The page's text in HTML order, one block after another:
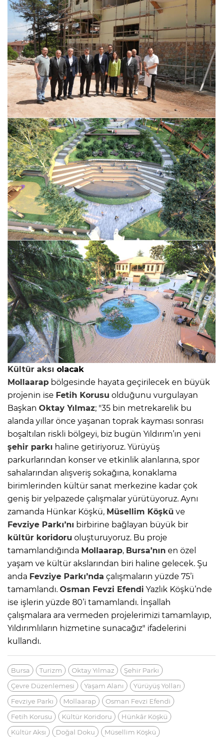
Kültür aksı olacak
Mollaarap bölgesinde hayata geçirilecek en büyük
projenin ise Fetih Korusu olduğunu vurgulayan
Başkan Oktay Yılmaz; "35 bin metrekarelik bu
alanda yıllar önce yaşanan toprak kayması sonrası
boşaltılan riskli bölgeyi, biz bugün Yıldırım’ın yeni
şehir parkı haline getiriyoruz. Yürüyüş
parkurlarından konser ve etkinlik alanlarına, spor
sahalarından alışveriş sokağına, konaklama
birimlerinden kültür sanat merkezine kadar çok
geniş bir yelpazede çalışmalar yürütüyoruz. Aynı
zamanda Hünkar Köşkü, Müsellim Köşkü ve
Fevziye Parkı’nı birbirine bağlayan büyük bir
kültür koridoru oluşturuyoruz. Bu proje
tamamlandığında Mollaarap, Bursa’nın en özel
yaşam ve kültür akslarından biri haline gelecek. Şu
anda Fevziye Parkı’nda çalışmaların yüzde 75’i
tamamlandı. Osman Fevzi Efendi Yazlık Köşkü’nde
ise işlerin yüzde 80’i tamamlandı. İnşallah
çalışmalara ara vermeden projelerimizi tamamlayıp,
Yıldırımlıların hizmetine sunacağız" ifadelerini
kullandı.
Bursa Turizm Oktay Yılmaz
Şehir Parkı
Çevre Düzenlemesi
Yaşam Alanı
Yürüyüş Yolları
Fevziye Parkı
Mollaarap
Osman Fevzi Efendi
Fetih Korusu
Kültür Koridoru
Hünkâr Köşkü
Kültür Aksı
Doğal Doku
Müsellim Köşkü